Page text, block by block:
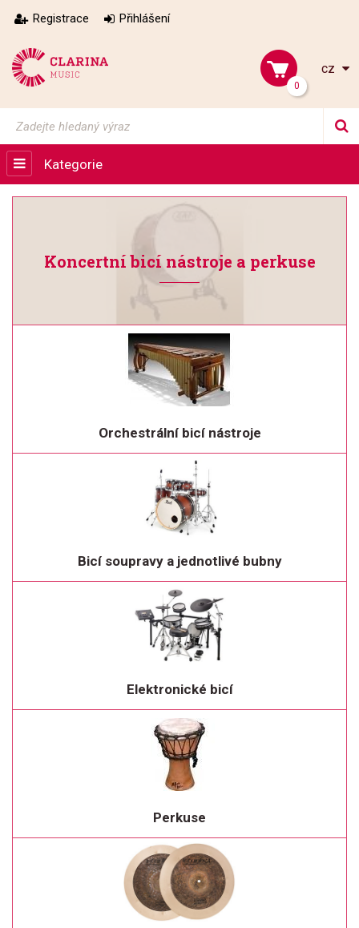
Registrace Přihlášení
0
cz
Kategorie
Koncertní bicí nástroje a perkuse
Orchestrální bicí nástroje
Bicí soupravy a jednotlivé bubny
Elektronické bicí
Perkuse